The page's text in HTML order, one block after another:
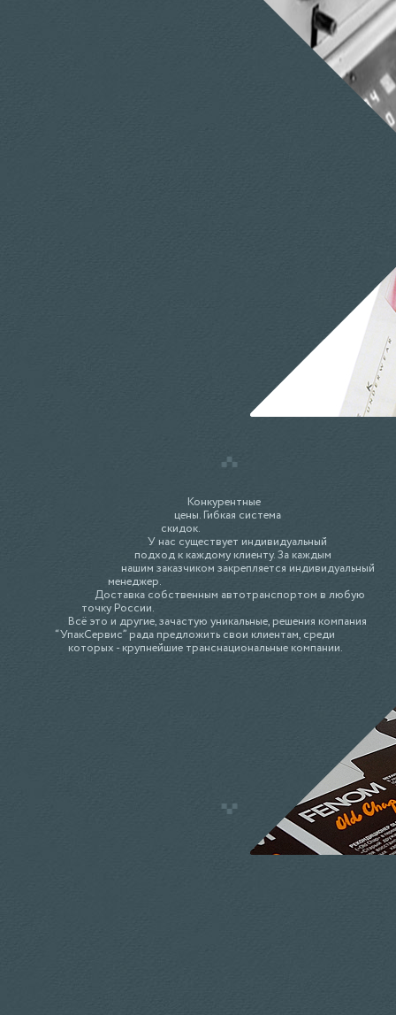
Конкурентные
цены. Гибкая система
скидок.
У нас существует индивидуальный
подход к каждому клиенту. За каждым
нашим заказчиком закрепляется индивидуальный
менеджер.
Доставка собственным автотранспортом в любую
точку России.
Всё это и другие, зачастую уникальные, решения компания
“УпакCервис” рада предложить свои клиентам, среди
которых - крупнейшие транснациональные компании.